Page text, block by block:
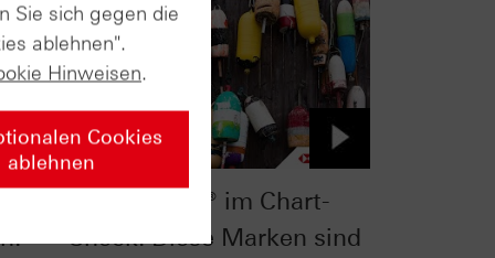
-
Nasdaq-100® im Chart-
Check: Diese Marken sind
Sie sich gegen die
ablehnen".
Hinweisen.
Cookies
ablehnen